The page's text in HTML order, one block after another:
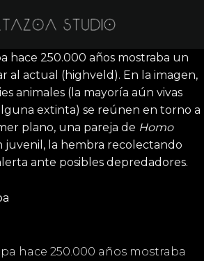
hace 250.000 años mostraba
hace 250.000 años mostraba un
al actual (highveld). En la imagen,
animales (la mayoría aún vivas
extinta) se reúnen en torno a
plano, una pareja de Homo
la hembra recolectando
ante posibles depredadores.